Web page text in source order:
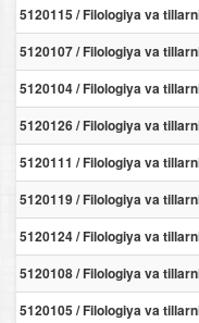
5120115 / Filologiya va
5120107 / Filologiya va
5120104 / Filologiya va
5120126 / Filologiya va
5120111 / Filologiya va
5120119 / Filologiya va
5120124 / Filologiya va
5120108 / Filologiya va
5120105 / Filologiya va